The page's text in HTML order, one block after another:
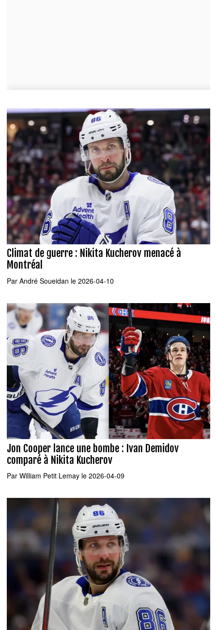
Climat de guerre : Nikita Kucherov menacé à
Montréal
Par André Soueidan le 2026-04-10
Jon Cooper lance une bombe : Ivan Demidov
comparé à Nikita Kucherov
Par William Petit Lemay le 2026-04-09